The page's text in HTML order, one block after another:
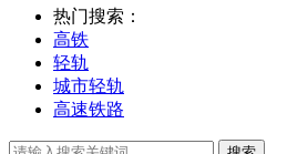
热门搜索：
高铁
轻轨
城市轻轨
高速铁路